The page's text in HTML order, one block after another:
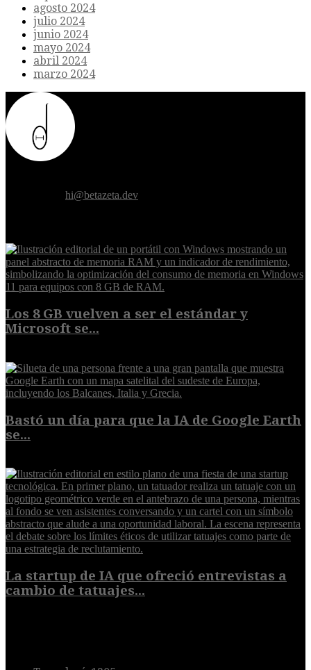
agosto 2024
julio 2024
junio 2024
mayo 2024
abril 2024
marzo 2024
hi@betazeta.dev
Los 8 GB vuelven a ser el estándar y
Microsoft se...
Bastó un día para que la IA de Google Earth
se...
La startup de IA que ofreció entrevistas a
cambio de tatuajes...